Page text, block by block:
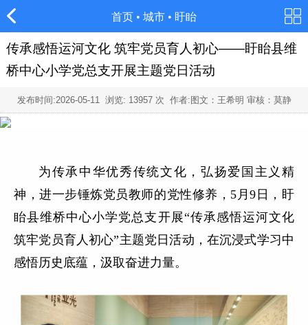
首页 • 城市 • 盱眙
传承感悟运河文化 筑牢党员育人初心——盱眙县维
桥中心小学党总支开展主题党日活动
发布时间:2026-05-11 浏览: 13957 次 作者:图文：王希明 审核：莫静
为传承中华优秀传统文化，弘扬爱国主义精
神，进一步锤炼党员教师的党性修养， 5月9日，盱
眙县维桥中心小学党总支开展“传承感悟运河文化
筑牢党员育人初心”主题党日活动，在沉浸式学习中
感悟历史底蕴，汲取奋进力量。